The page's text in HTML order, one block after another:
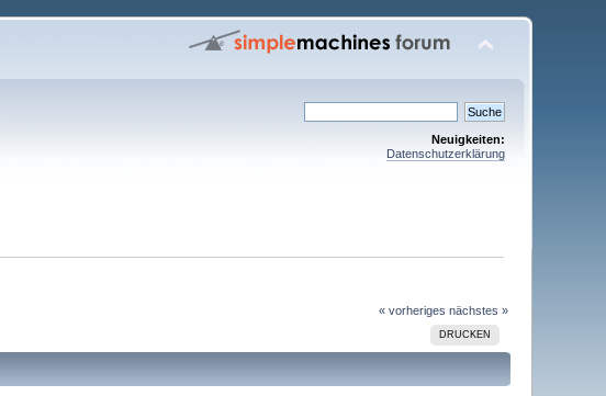
Neuigkeiten:
Datenschutzerklärung
« vorheriges nächstes »
DRUCKEN